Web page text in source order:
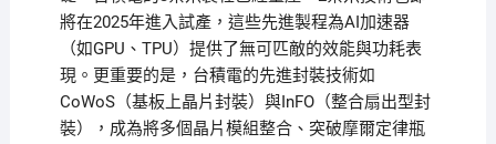
將在2025年進入試產，這些先進製程為AI加速器
（如GPU、TPU）提供了無可匹敵的效能與功耗表
現。更重要的是，台積電的先進封裝技術如
CoWoS（基板上晶片封裝）與InFO（整合扇出型封
裝），成為將多個晶片模組整合、突破摩爾定律瓶